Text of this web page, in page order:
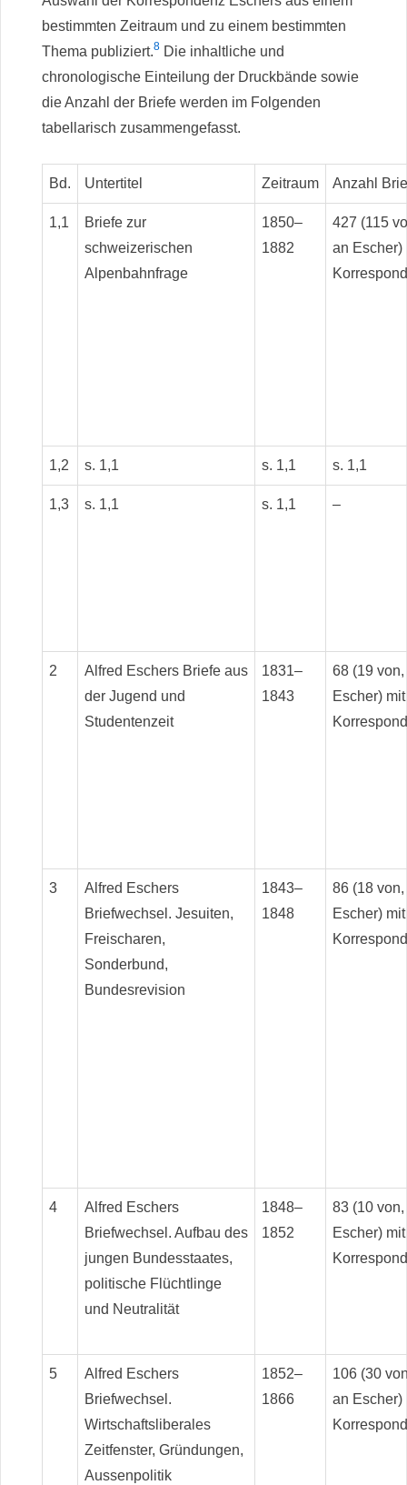
bestimmten Zeitraum und zu einem bestimmten
Thema publiziert.8 Die inhaltliche und
chronologische Einteilung der Druckbände sowie
die Anzahl der Briefe werden im Folgenden
tabellarisch zusammengefasst.
Bd. Untertitel Zeitraum Anzahl
1,1
Briefe zur
schweizerischen
Alpenbahnfrage
1850–
1882
427 (115
an Escher)
1,2 s. 1,1 s. 1,1 s. 1,1
1,3 s. 1,1 s. 1,1 –
2
Alfred Eschers Briefe aus
der Jugend und
Studentenzeit
1831–
1843
68 (19
Escher)
3
Alfred Eschers
Briefwechsel. Jesuiten,
Freischaren,
Sonderbund,
Bundesrevision
1843–
1848
86 (18
Escher)
4
Alfred Eschers
Briefwechsel. Aufbau des
jungen Bundesstaates,
politische Flüchtlinge
und Neutralität
1848–
1852
83 (10
Escher)
5
Alfred Eschers
Briefwechsel.
Wirtschaftsliberales
Zeitfenster, Gründungen,
Aussenpolitik
1852–
1866
106 (30
an Escher)